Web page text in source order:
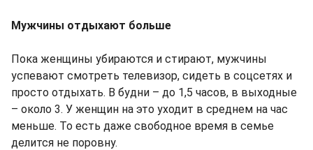
Мужчины отдыхают больше
Пока женщины убираются и стирают, мужчины
успевают смотреть телевизор, сидеть в соцсетях и
просто отдыхать. В будни – до 1,5 часов, в выходные
– около 3. У женщин на это уходит в среднем на час
меньше. То есть даже свободное время в семье
делится не поровну.